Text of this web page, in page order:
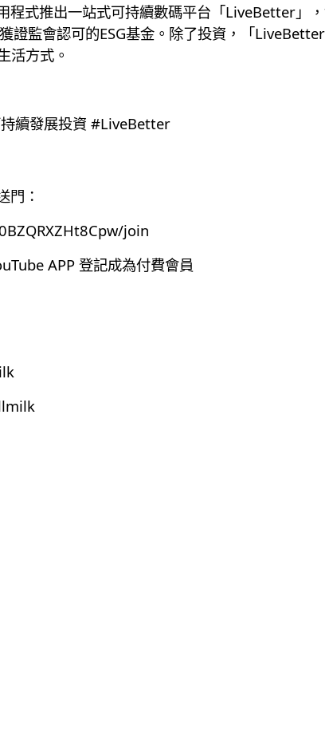
式推出一站式可持續數碼平台「LiveBetter」
監會認可的ESG基金。除了投資，「
活方式。
續發展投資 #LiveBetter
門：
join
APP 登記成為付費會員